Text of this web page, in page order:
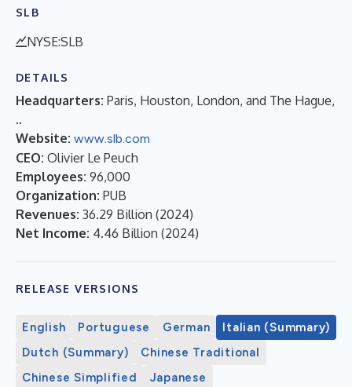
SLB
NYSE:SLB
DETAILS
Headquarters: Paris, Houston, London, and The Hague,
..
Website: www.slb.com
CEO: Olivier Le Peuch
Employees: 96,000
Organization: PUB
Revenues: 36.29 Billion (2024)
Net Income: 4.46 Billion (2024)
RELEASE VERSIONS
English Portuguese German
Italian (Summary)
Dutch (Summary)
Chinese Traditional
Chinese Simplified
Japanese